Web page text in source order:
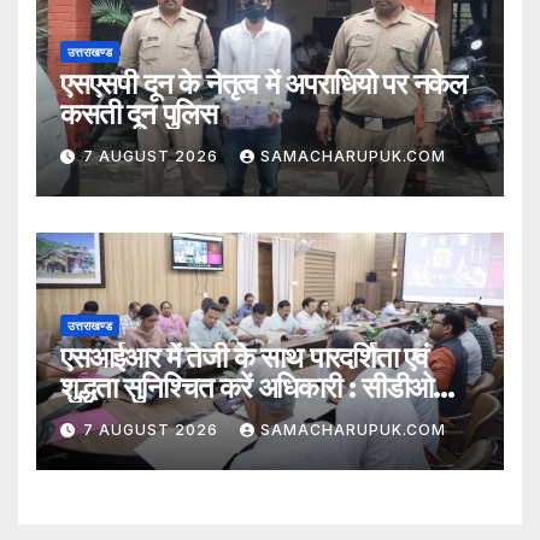
उत्तराखण्ड
एसएसपी दून के नेतृत्व में अपराधियो पर नकेल
कसती दून पुलिस
7 AUGUST 2026 SAMACHARUPUK.COM
उत्तराखण्ड
एसआईआर में तेजी के साथ पारदर्शिता एवं
शुद्धता सुनिश्चित करें अधिकारी : सीडीओ
अभिनव शाह
7 AUGUST 2026 SAMACHARUPUK.COM